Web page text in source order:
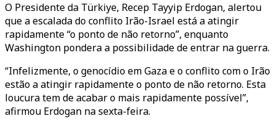
O Presidente da Türkiye, Recep Tayyip Erdogan, alertou
que a escalada do conflito Irão-Israel está a atingir
rapidamente “o ponto de não retorno”, enquanto
Washington pondera a possibilidade de entrar na guerra.
“Infelizmente, o genocídio em Gaza e o conflito com o Irão
estão a atingir rapidamente o ponto de não retorno. Esta
loucura tem de acabar o mais rapidamente possível”,
afirmou Erdogan na sexta-feira.